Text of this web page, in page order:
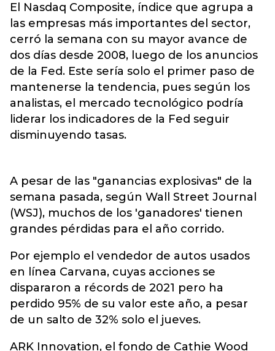
El Nasdaq Composite, índice que agrupa a
las empresas más importantes del sector,
cerró la semana con su mayor avance de
dos días desde 2008, luego de los anuncios
de la Fed. Este sería solo el primer paso de
mantenerse la tendencia, pues según los
analistas, el mercado tecnológico podría
liderar los indicadores de la Fed seguir
disminuyendo tasas.
A pesar de las "ganancias explosivas" de la
semana pasada, según Wall Street Journal
(WSJ), muchos de los 'ganadores' tienen
grandes pérdidas para el año corrido.
Por ejemplo el vendedor de autos usados ​​
en línea Carvana, cuyas acciones se
dispararon a récords de 2021 pero ha
perdido 95% de su valor este año, a pesar
de un salto de 32% solo el jueves.
ARK Innovation, el fondo de Cathie Wood